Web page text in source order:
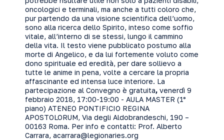
oncologici e terminali, ma anche a tutti coloro che,
pur partendo da una visione scientifica dell’uomo,
sono alla ricerca dello Spirito, inteso come soffio
vitale, all’interno di se stessi, lungo il cammino
della vita. Il testo viene pubblicato postumo alla
morte di Angelico, e da lui fortemente voluto come
dono spirituale ed eredità, per dare sollievo a
tutte le anime in pena, volte a cercare la propria
affascinante ed intensa luce interiore. La
partecipazione al Convegno è gratuita, venerdì 9
febbraio 2018, 17:00-19:00 - AULA MASTER (1°
piano) ATENEO PONTIFICIO REGINA
APOSTOLORUM, Via degli Aldobrandeschi, 190 –
00163 Roma. Per info e contatti: Prof. Alberto
Carrara, acarrara@legionaries.org